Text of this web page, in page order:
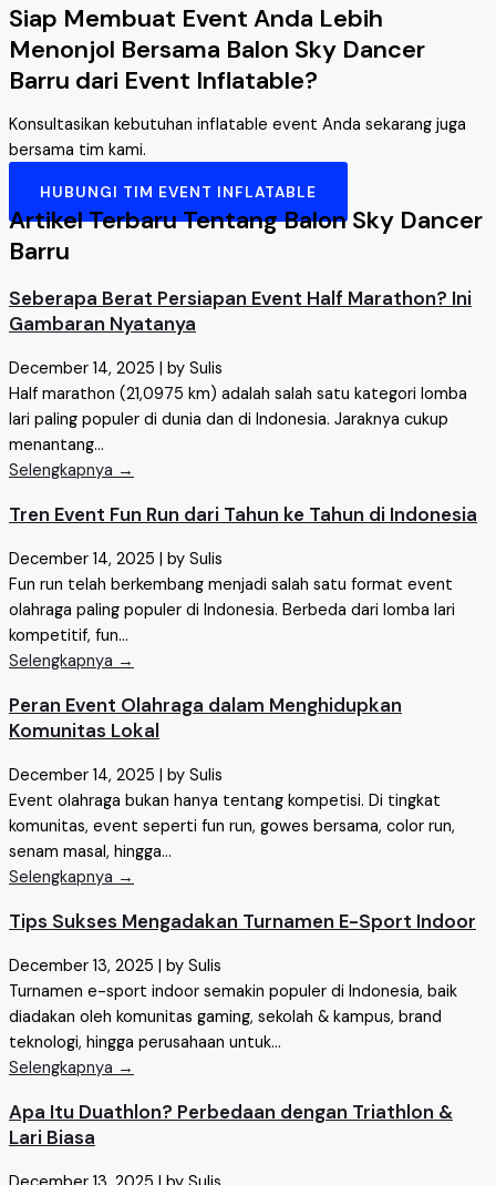
Siap Membuat Event Anda Lebih
Menonjol Bersama Balon Sky Dancer
Barru dari Event Inflatable?
Konsultasikan kebutuhan inflatable event Anda sekarang juga
bersama tim kami.
HUBUNGI TIM EVENT INFLATABLE
Artikel Terbaru Tentang Balon Sky Dancer
Barru
Seberapa Berat Persiapan Event Half Marathon? Ini
Gambaran Nyatanya
December 14, 2025 | by Sulis
Half marathon (21,0975 km) adalah salah satu kategori lomba
lari paling populer di dunia dan di Indonesia. Jaraknya cukup
menantang...
Selengkapnya →
Tren Event Fun Run dari Tahun ke Tahun di Indonesia
December 14, 2025 | by Sulis
Fun run telah berkembang menjadi salah satu format event
olahraga paling populer di Indonesia. Berbeda dari lomba lari
kompetitif, fun...
Selengkapnya →
Peran Event Olahraga dalam Menghidupkan
Komunitas Lokal
December 14, 2025 | by Sulis
Event olahraga bukan hanya tentang kompetisi. Di tingkat
komunitas, event seperti fun run, gowes bersama, color run,
senam masal, hingga...
Selengkapnya →
Tips Sukses Mengadakan Turnamen E-Sport Indoor
December 13, 2025
by Sulis
Turnamen e-sport indoor semakin populer di Indonesia, baik
diadakan oleh komunitas gaming, sekolah & kampus, brand
teknologi, hingga perusahaan untuk...
Selengkapnya →
Apa Itu Duathlon? Perbedaan dengan Triathlon &
Lari Biasa